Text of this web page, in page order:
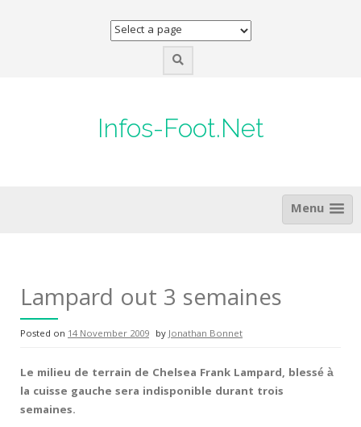
Infos-Foot.Net
Menu
Lampard out 3 semaines
Posted on 14 November 2009 byJonathan Bonnet
Le milieu de terrain de Chelsea Frank Lampard, blessé à
la cuisse gauche sera indisponible durant trois
semaines.